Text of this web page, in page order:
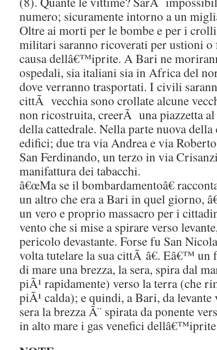
numero; sicuramente intorno a un
Oltre ai morti per le bombe e per i
militari saranno ricoverati per ustioni o
causa dellâ€™iprite. A Bari ne
ospedali, sia italiani sia in Africa del
dove verranno trasportati. I civili
cittÃ vecchia sono crollate alcune
non ricostruita, creerÃ una piazzetta al
della cattedrale. Nella parte nuova
edifici; due tra via Andrea e via
San Ferdinando, un terzo in via
manifattura dei tabacchi.
â€œMa se il bombardamentoâ€
un altro che era a Bari in quel giorno,
un vero e proprio massacro per i
vento che si mise a spirare verso
pericolo devastante. Forse fu San
volta tutelare la sua cittÃ â€. Eâ€™
di mare una brezza, la sera, spira dal
piÃ¹ rapidamente) verso la terra (che
piÃ¹ calda); e quindi, a Bari, da levante
sera la brezza Ã¨ spirata da ponente
in alto mare i gas venefici